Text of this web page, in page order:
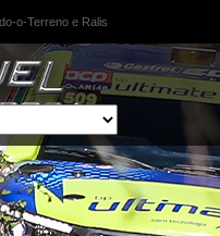
o-Terreno e Ralis